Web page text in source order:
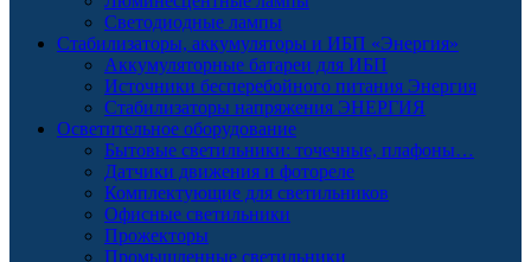
Светодиодные лампы
Стабилизаторы, аккумуляторы и ИБП «Энергия»
Аккумуляторные батареи для ИБП
Источники бесперебойного питания Энергия
Стабилизаторы напряжения ЭНЕРГИЯ
Осветительное оборудование
Бытовые светильники: точечные, плафоны…
Датчики движения и фотореле
Комплектующие для светильников
Офисные светильники
Прожекторы
Промышленные светильники